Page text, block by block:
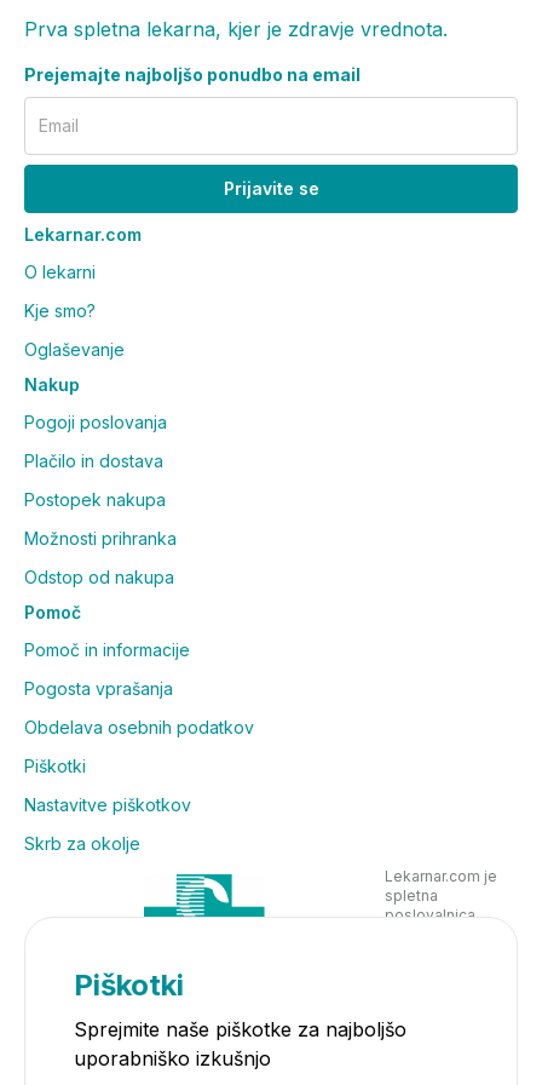
Fussener Str. 1, 87640 Biessenhofen, Nemčija.
Šmartinska cesta 53, 1000 Ljubljana, Slovenija.
Prva spletna lekarna, kjer je zdravje vrednota.
Prejemajte najboljšo ponudbo na email
Email
Prijavite se
Lekarnar.com
O lekarni
Kje smo?
Oglaševanje
Nakup
Pogoji poslovanja
Plačilo in dostava
Postopek nakupa
Možnosti prihranka
Odstop od nakupa
Pomoč
Pomoč in informacije
Pogosta vprašanja
Obdelava osebnih podatkov
Piškotki
Nastavitve piškotkov
Skrb za okolje
Lekarnar.com je
spletna
poslovalnica
Piškotki
Sprejmite naše piškotke za najboljšo
uporabniško izkušnjo